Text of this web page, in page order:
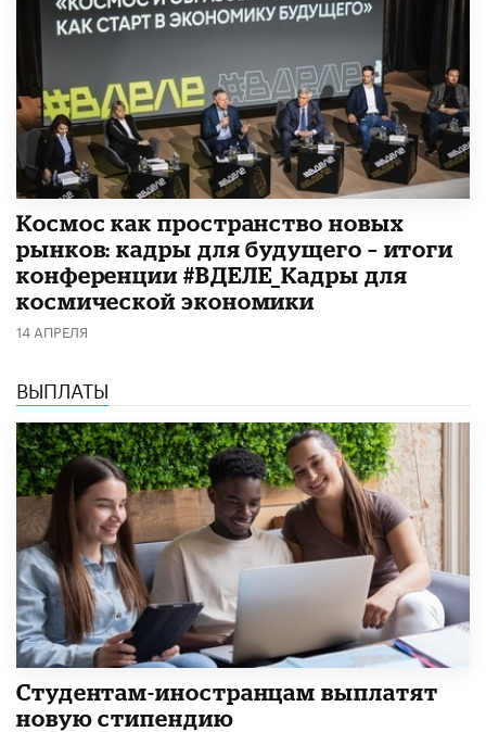
Космос как пространство новых
рынков: кадры для будущего – итоги
конференции #ВДЕЛЕ_Кадры для
космической экономики
14 АПРЕЛЯ
ВЫПЛАТЫ
Студентам-иностранцам выплатят
новую стипендию